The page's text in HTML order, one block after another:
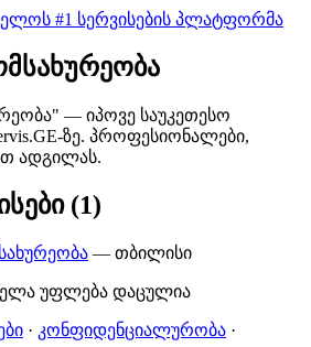
#1 სერვისების პლატფორმა
— იპოვე საუკეთესო
ზე. პროფესიონალები,
ადგილას.
(1)
— თბილისი
უფლება დაცულია
· კონფიდენციალურობა ·